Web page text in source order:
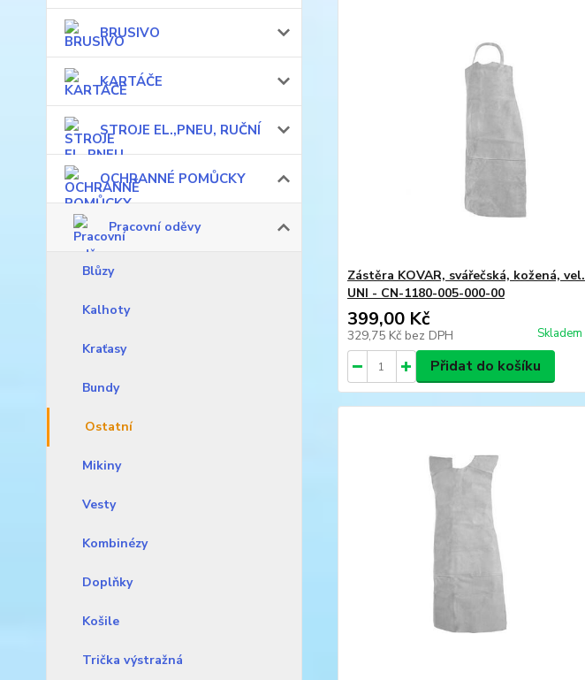
BRUSIVO
KARTÁČE
STROJE EL.,PNEU, RUČNÍ
OCHRANNÉ POMŮCKY
Pracovní oděvy
Blůzy
Kalhoty
Kraťasy
Bundy
Ostatní
Mikiny
Vesty
Kombinézy
Doplňky
Košile
Trička výstražná
Zástěra KOVAR, svářečská, kožená, vel.
UNI - CN-1180-005-000-00
399,00 Kč
329,75 Kč bez DPH Skladem
Přidat do košíku